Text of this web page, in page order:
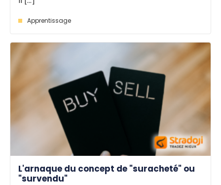
Apprentissage
L'arnaque du concept de "suracheté" ou
"survendu"